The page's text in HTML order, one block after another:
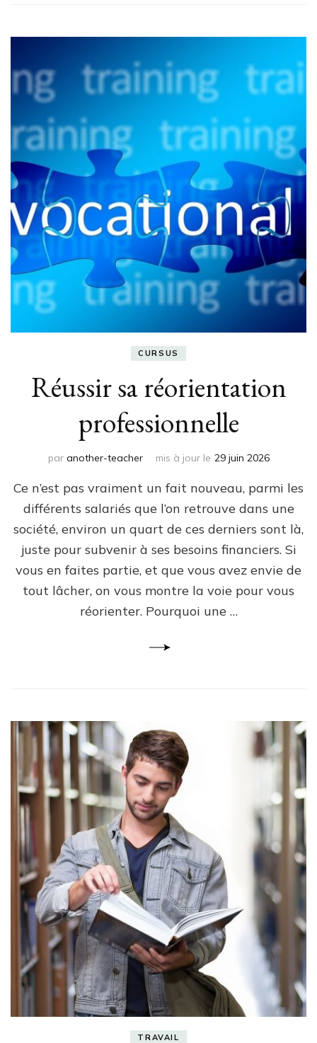
CURSUS
Réussir sa réorientation
professionnelle
par another-teacher mis à jour le 29 juin 2026
Ce n’est pas vraiment un fait nouveau, parmi les
différents salariés que l’on retrouve dans une
société, environ un quart de ces derniers sont là,
juste pour subvenir à ses besoins financiers. Si
vous en faites partie, et que vous avez envie de
tout lâcher, on vous montre la voie pour vous
réorienter. Pourquoi une …
TRAVAIL